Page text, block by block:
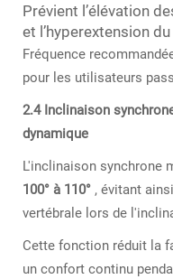
Prévient l’élévation
et l’hyperextension
Fréquence
pour les utilisateurs
2.4 Inclinaison
dynamique
L'inclinaison synchrone
100° à 110° , évitant
vertébrale lors de
Cette fonction réduit la
un confort continu